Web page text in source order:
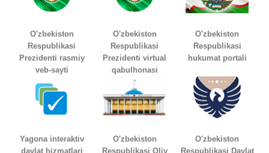
O'zbekiston
Respublikasi
Prezidenti rasmiy
veb-sayti
O'zbekiston
Respublikasi
Prezidenti virtual
qabulhonasi
O'zbekiston
Respublikasi
hukumat portali
Yagona interaktiv
davlat hizmatlari
O'zbekiston
Respublikasi Oliy
O'zbekiston
Respublikasi Davlat